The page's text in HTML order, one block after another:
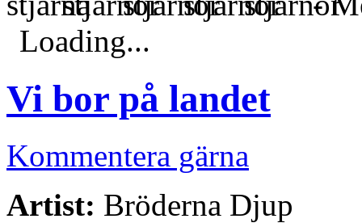
Loading...
Vi bor på landet
Kommentera gärna
Artist: Bröderna Djup